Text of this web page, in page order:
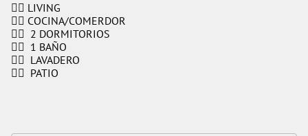
👉🏻 LIVING
👉🏻 COCINA/COMERDOR
👉🏻  2 DORMITORIOS
👉🏻  1 BAÑO
👉🏻  LAVADERO
👉🏻  PATIO